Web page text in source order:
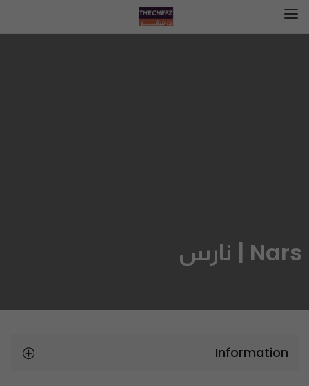
Nars | نارس
Information